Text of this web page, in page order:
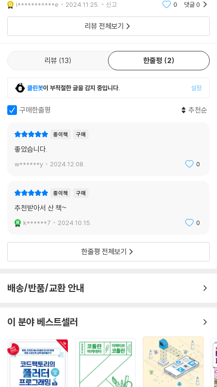
15장 서비스 컴포넌트
__15-1 서비스 이해하기
__15-3 백그라운드 제약
__16-2 안드로이드 기본 앱과 연동하기
__16-3 카메라, 갤러리 앱과 연동하는 앱 만들기 [Do it! 실습]
=============================
17장 저장소에 데이터 보관하기
__17-1 데이터베이스에 보관하기
__18-1 스마트폰 정보 구하기
__18-3 이미지 처리하기 ― Glide 라이브러리
__18-4 뉴스 앱 만들기 [Do it! 실습]
19장 위치 정보 활용하기
안드로이드 분야에서 ‘깡샘’으로 더 유명한 강성윤 저자는 다양한 교육 기
관과 기업에서 모바일 앱 개발을 강의해 왔습니다. 여러 개발자와 교강사
분들께 검증받은 커리큘럼을 바탕으로 20여 년간 쌓아 온 개발 및 강의 노
코드 작성 시간을 줄이고 핵심 내용에만 집중할 수 있도록 실습용 소스 코
드를 제공하므로, 독자는 이를 바탕으로 핵심 코드만 직접 작성하면서 실
습을 진행합니다. 물론 소스가 제대로 동작하지 않을 때 비교할 수 있도록
완성된 소스도 별도로 제공합니다. 각 장이 끝날 때 마다 앞에서 배운 내용
을 정리할 수 있도록 간단한 퀴즈를 제시했으니 풀어 보면서 자신의 실력
이지스퍼블리싱 독자 지원
ㆍ 저자 직강 무료 동영상 강의(전체 실습 강의): youtube.com/@kka
ng_ssam
ㆍ 저자 직강 유료 동영상 강의(이론 + 실습 강의): www.ssamz.com
▶ 실습 파일을 활용해 보세요!
snote.tistory.com/258(완성 코드)
ㆍ 저자 이메일 주소: kkangs.an.ko@gmail.com
ㆍ 저자 블로그: kkangsnote.tistory.com
▶ 책 선물을 받아 보세요!
i***********e 2024.11.25. 신고 0 댓글0
리뷰 전체보기
리뷰 13 한줄평 2
클린봇이 부적절한 글을 감지 중입니다. 설정
구매한줄평 추천순
종이책 구매
좋았습니다.
w******y 2024.12.08. 0
종이책 구매
추천받아서 산 책~
k******7 2024.10.15. 0
한줄평 전체보기
배송/반품/교환 안내
이 분야 베스트셀러